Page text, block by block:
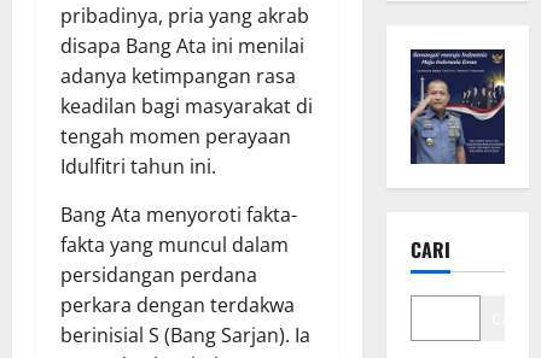
pribadinya, pria yang akrab
disapa Bang Ata ini menilai
adanya ketimpangan rasa
keadilan bagi masyarakat di
tengah momen perayaan
Idulfitri tahun ini.
Bang Ata menyoroti fakta-
fakta yang muncul dalam
persidangan perdana
perkara dengan terdakwa
berinisial S (Bang Sarjan). Ia
CARI